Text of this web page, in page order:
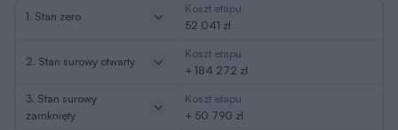
1. Stan zero
Koszt etapu
52 041 zł
2. Stan surowy otwarty
Koszt etapu
+ 184 272 zł
3. Stan surowy
zamknięty
Koszt etapu
+ 50 790 zł